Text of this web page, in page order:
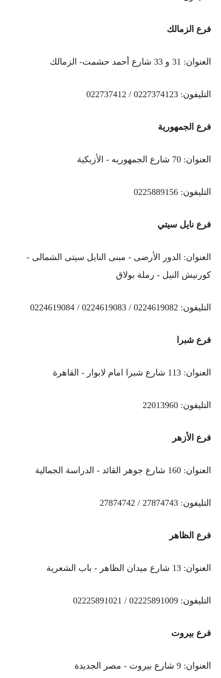
فرع الزمالك
العنوان: 31 و 33 شارع أحمد حشمت- الزمالك
التليفون: 0227374123 / 022737412
فرع الجمهورية
العنوان: 70 شارع الجمهوريه - الأزبكية
التليفون: 0225889156
فرع نايل سيتي
العنوان: الدور الأرضى - مبنى النايل سيتى الشمالى -
كورنيش النيل - رملة بولاق
التليفون: 0224619082 / 0224619083 / 0224619084
فرع شبرا
العنوان: 113 شارع شبرا امام لابوار - القاهرة
التليفون: 22013960
فرع الأزهر
العنوان: 160 شارع جوهر القائد - الدراسة الجمالية
التليفون: 27874743 / 27874742
فرع الظاهر
العنوان: 13 شارع ميدان الظاهر - باب الشعرية
التليفون: 02225891009 / 02225891021
فرع بيروت
العنوان: 9 شارع بيروت - مصر الجديدة